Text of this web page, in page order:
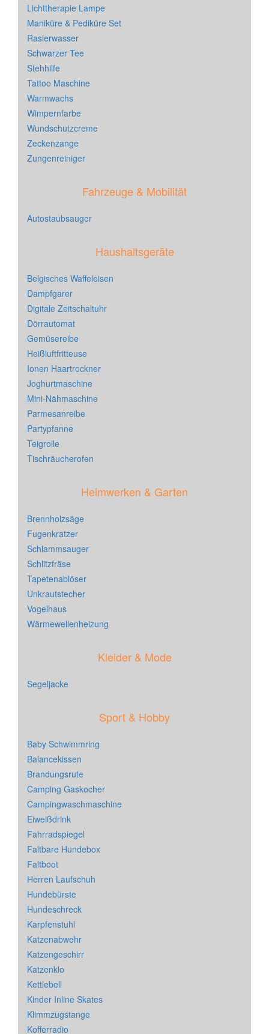
Lichttherapie Lampe
Maniküre & Pediküre Set
Rasierwasser
Schwarzer Tee
Stehhilfe
Tattoo Maschine
Warmwachs
Wimpernfarbe
Wundschutzcreme
Zeckenzange
Zungenreiniger
Fahrzeuge & Mobilität
Autostaubsauger
Haushaltsgeräte
Belgisches Waffeleisen
Dampfgarer
Digitale Zeitschaltuhr
Dörrautomat
Gemüsereibe
Heißluftfritteuse
Ionen Haartrockner
Joghurtmaschine
Mini-Nähmaschine
Parmesanreibe
Partypfanne
Teigrolle
Tischräucherofen
Heimwerken & Garten
Brennholzsäge
Fugenkratzer
Schlammsauger
Schlitzfräse
Tapetenablöser
Unkrautstecher
Vogelhaus
Wärmewellenheizung
Kleider & Mode
Segeljacke
Sport & Hobby
Baby Schwimmring
Balancekissen
Brandungsrute
Camping Gaskocher
Campingwaschmaschine
Eiweißdrink
Fahrradspiegel
Faltbare Hundebox
Faltboot
Herren Laufschuh
Hundebürste
Hundeschreck
Karpfenstuhl
Katzenabwehr
Katzengeschirr
Katzenklo
Kettlebell
Kinder Inline Skates
Klimmzugstange
Kofferradio